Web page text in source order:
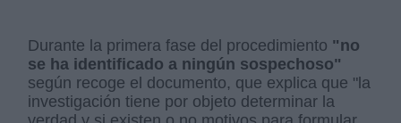
Durante la primera fase del procedimiento "no
se ha identificado a ningún sospechoso"
según recoge el documento, que explica que "la
investigación tiene por objeto determinar la